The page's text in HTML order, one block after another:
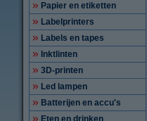
Papier en etiketten
Labelprinters
Labels en tapes
Inktlinten
3D-printen
Led lampen
Batterijen en accu's
Eten en drinken